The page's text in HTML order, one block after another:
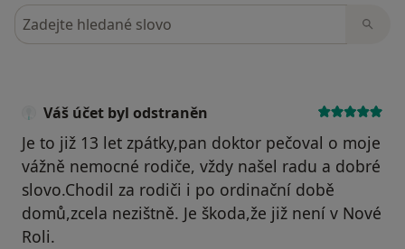
Hledejte v názorech
Váš účet byl odstraněn
Je to již 13 let zpátky,pan doktor pečoval o moje
vážně nemocné rodiče, vždy našel radu a dobré
slovo.Chodil za rodiči i po ordinační době
domů,zcela nezištně. Je škoda,že již není v Nové
Roli.